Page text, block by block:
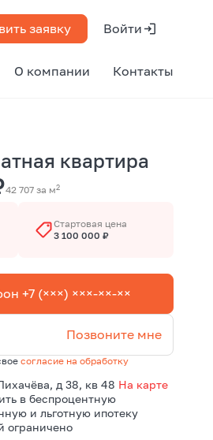
заявку Войти
О компании Контакты
квартира
42 707 за м2
Стартовая цена
3 100 000 ₽
+7 (×××) ×××-××-××
Позвоните мне
согласие на обработку
д 38, кв 48 На карте
в беспроцентную
и льготную ипотеку
ограничено